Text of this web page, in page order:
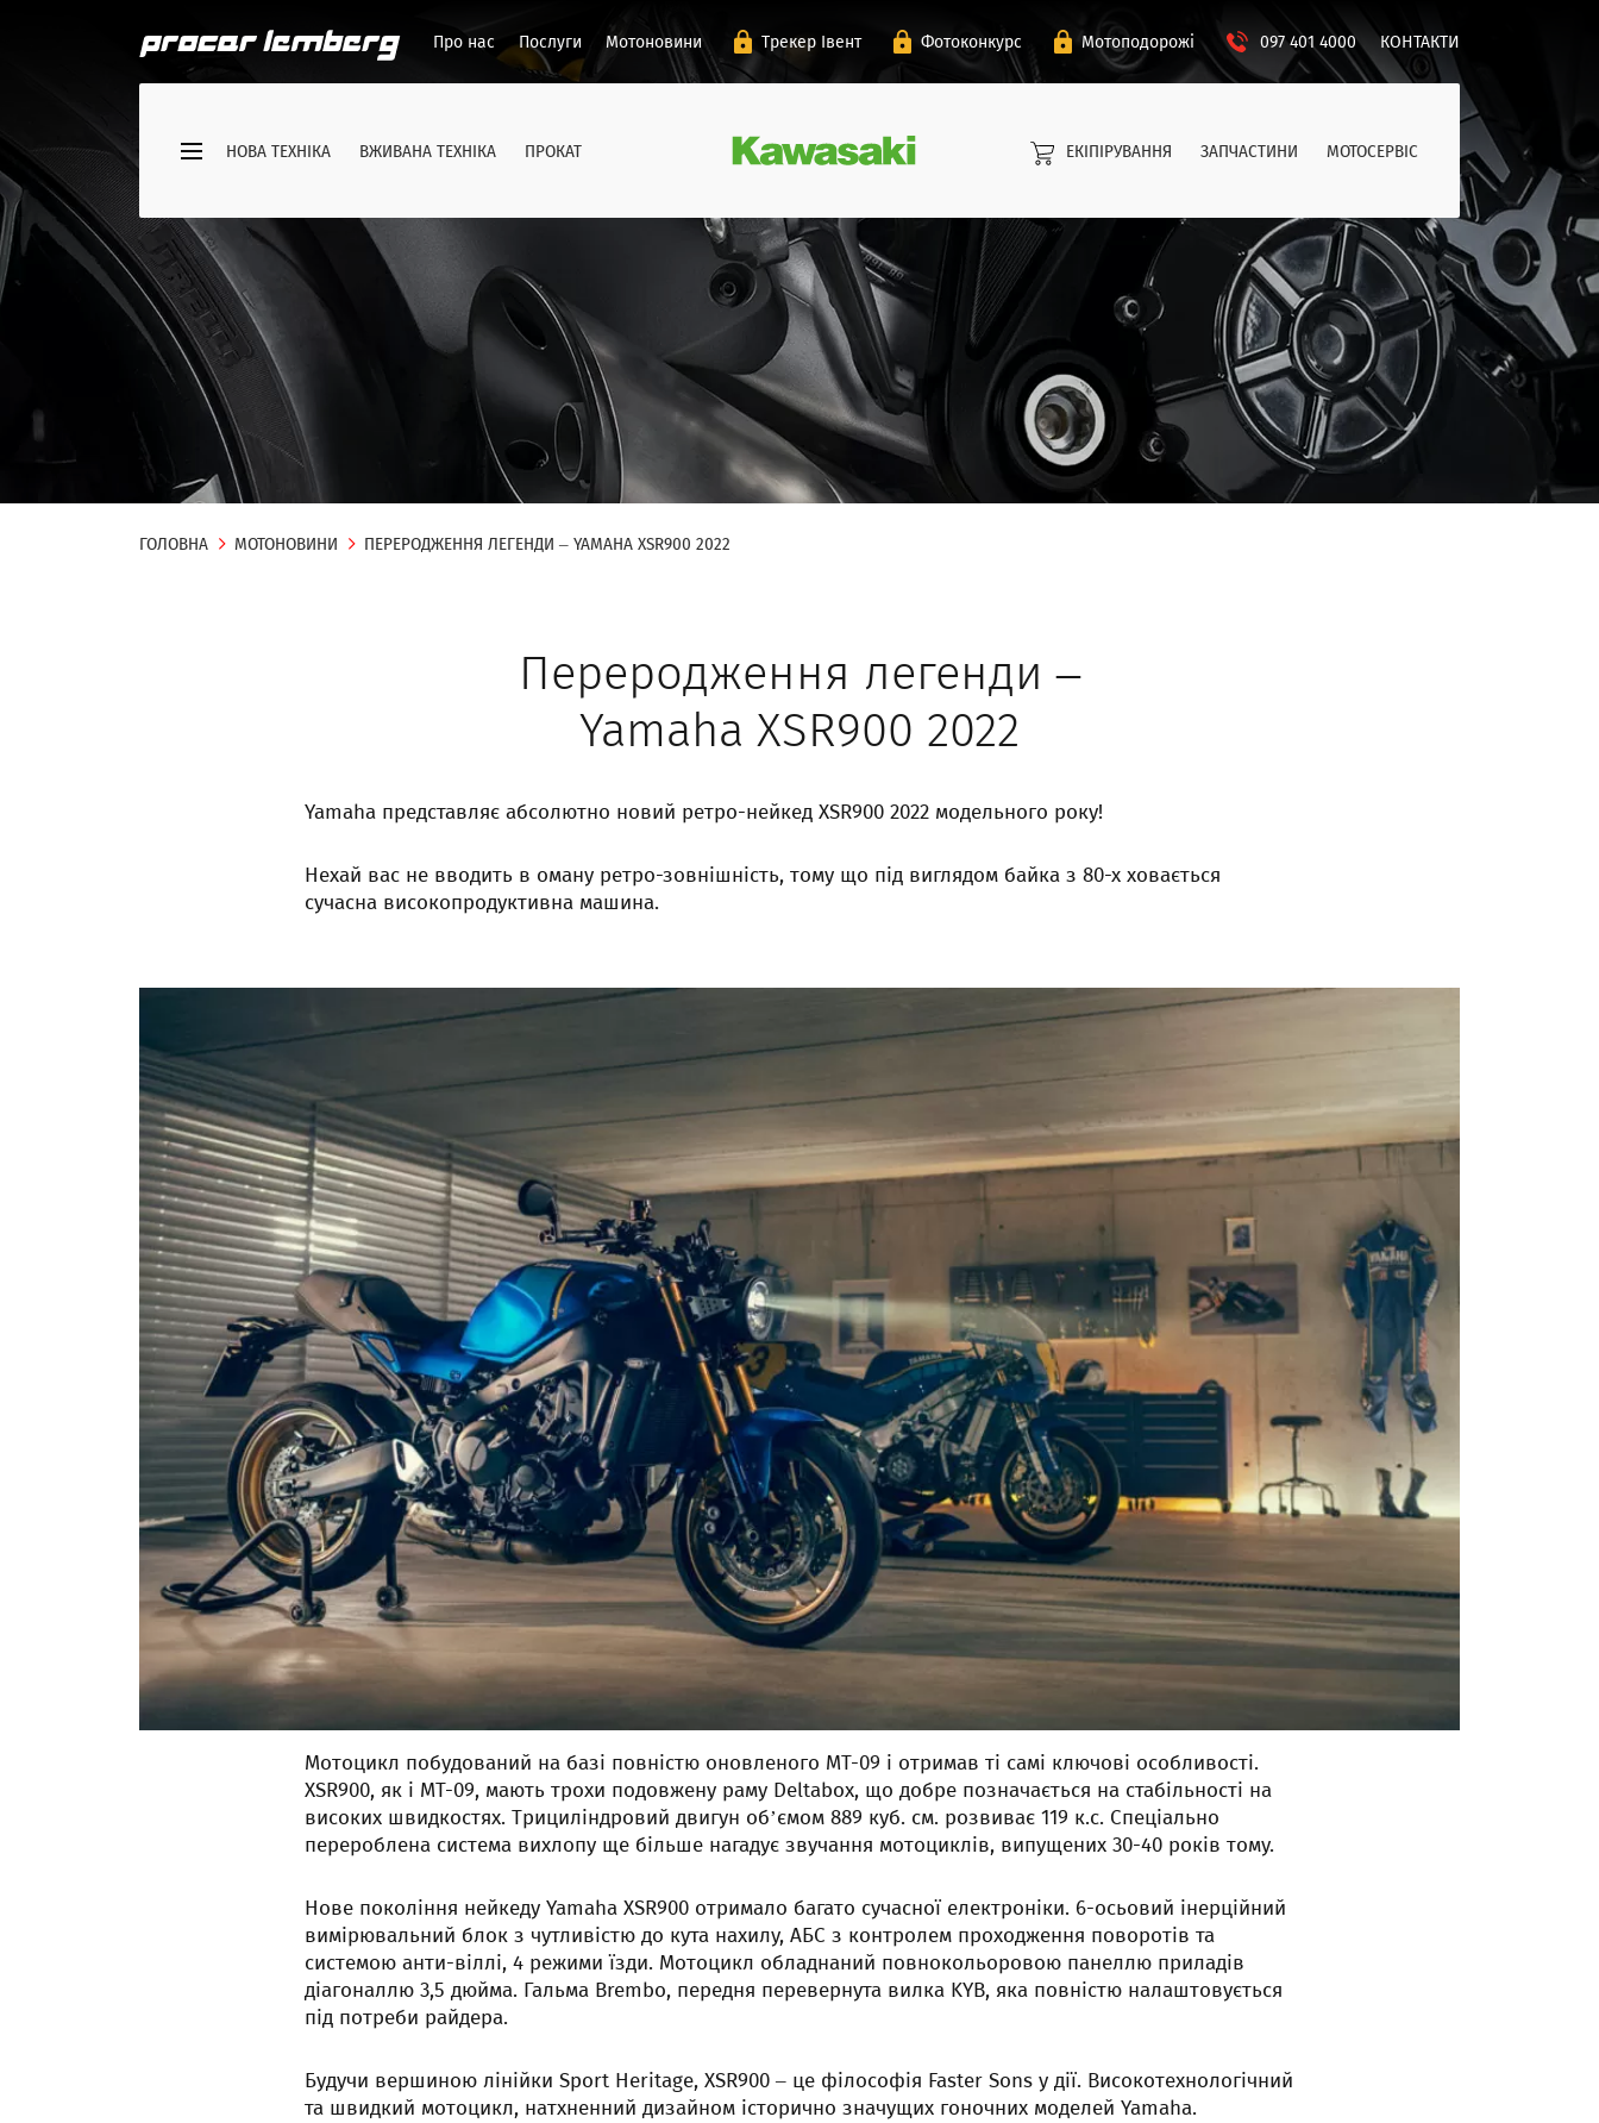
Про нас Послуги Мотоновини Трекер Івент Фотоконкурс Мотоподорожі 097 401 4000 КОНТАКТИ
НОВА ТЕХНІКА ВЖИВАНА ТЕХНІКА ПРОКАТ ЕКІПІРУВАННЯ ЗАПЧАСТИНИ МОТОСЕРВІС
ГОЛОВНА МОТОНОВИНИ ПЕРЕРОДЖЕННЯ ЛЕГЕНДИ – YAMAHA XSR900 2022
Переродження легенди –
Yamaha XSR900 2022
Yamaha представляє абсолютно новий ретро-нейкед XSR900 2022 модельного року!
Нехай вас не вводить в оману ретро-зовнішність, тому що під виглядом байка з 80-х ховається
сучасна високопродуктивна машина.
Мотоцикл побудований на базі повністю оновленого MT-09 і отримав ті самі ключові особливості.
XSR900, як і MT-09, мають трохи подовжену раму Deltabox, що добре позначається на стабільності на
високих швидкостях. Трициліндровий двигун об’ємом 889 куб. см. розвиває 119 к.с. Спеціально
перероблена система вихлопу ще більше нагадує звучання мотоциклів, випущених 30-40 років тому.
Нове покоління нейкеду Yamaha XSR900 отримало багато сучасної електроніки. 6-осьовий інерційний
вимірювальний блок з чутливістю до кута нахилу, АБС з контролем проходження поворотів та
системою анти-віллі, 4 режими їзди. Мотоцикл обладнаний повнокольоровою панеллю приладів
діагоналлю 3,5 дюйма. Гальма Brembo, передня перевернута вилка KYB, яка повністю налаштовується
під потреби райдера.
Будучи вершиною лінійки Sport Heritage, XSR900 – це філософія Faster Sons у дії. Високотехнологічний
та швидкий мотоцикл, натхненний дизайном історично значущих гоночних моделей Yamaha.